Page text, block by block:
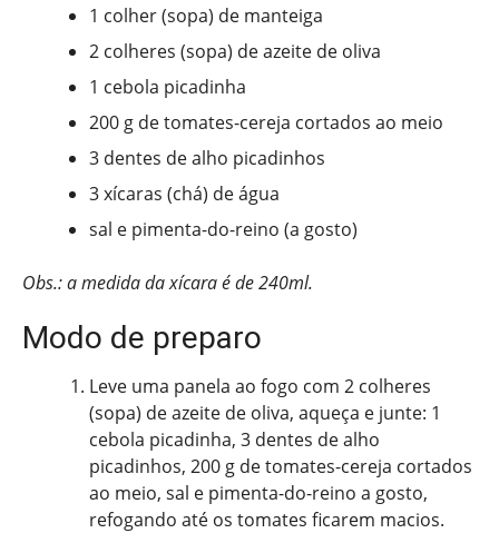
1 colher (sopa) de manteiga
2 colheres (sopa) de azeite de oliva
1 cebola picadinha
200 g de tomates-cereja cortados ao meio
3 dentes de alho picadinhos
3 xícaras (chá) de água
sal e pimenta-do-reino (a gosto)
Obs.: a medida da xícara é de 240ml.
Modo de preparo
Leve uma panela ao fogo com 2 colheres
(sopa) de azeite de oliva, aqueça e junte: 1
cebola picadinha, 3 dentes de alho
picadinhos, 200 g de tomates-cereja cortados
ao meio, sal e pimenta-do-reino a gosto,
refogando até os tomates ficarem macios.